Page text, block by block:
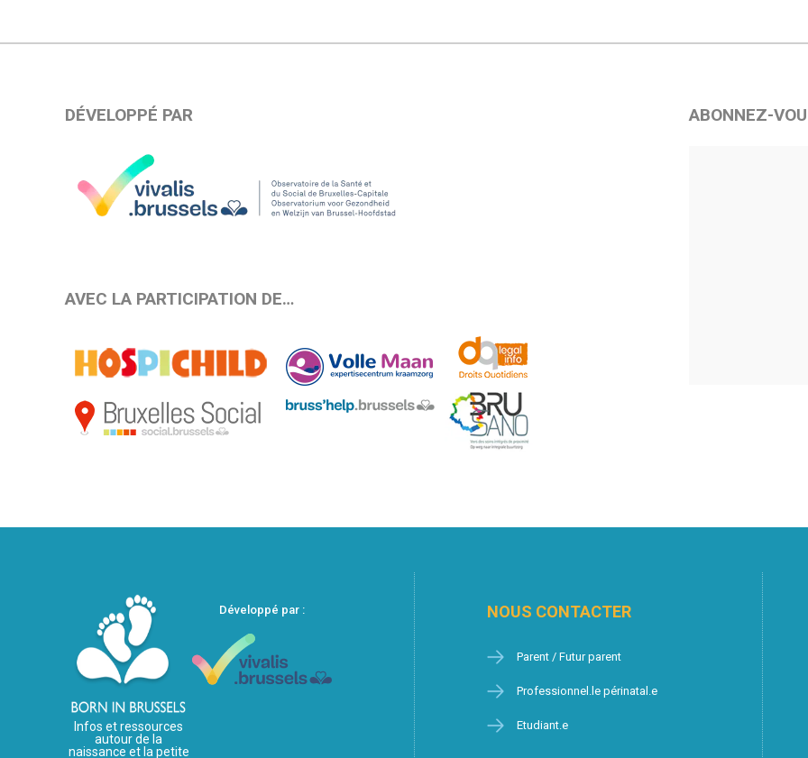
DÉVELOPPÉ PAR
AVEC LA PARTICIPATION DE…
ABONNEZ-
Infos et ressources
autour de la
naissance et la petite
Développé par : NOUS CONTACTER
Parent / Futur parent
Professionnel.le périnatal.e
Etudiant.e